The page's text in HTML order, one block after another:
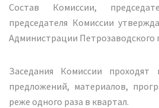
Состав Комиссии,
председателя Комиссии
Администрации Петрозаводского
Заседания Комиссии проходят
предложений, материалов,
реже одного раза в квартал.